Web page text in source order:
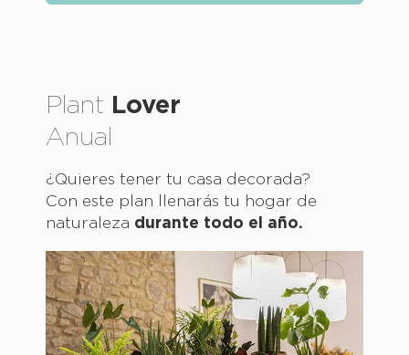
Plant Lover
Anual
¿Quieres tener tu casa decorada?
Con este plan llenarás tu hogar de
naturaleza durante todo el año.